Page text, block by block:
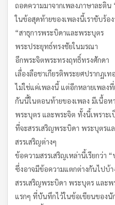
ถอดความมาจากเพลงภาษาละติน
ในข้อสุดท้ายของเพลงนี้เราขับร้อง
“สาธุการพระบิดาและพระบุตร
พระประยุทธ์ทรงชัยในมรณา
อีกพระจิตพระทรงฤทธิ์ทรงศักดา
เลื่องลือชาเกียรติพระยศปรากฏเท
ไม่ใช่แค่เพลงนี้ แต่อีกหลายเพลง
กันนี้ในตอนท้ายของเพลง มีเนื้อห
พระบุตร และพระจิต ทั้งนี้เพราะ
ที่จะสรรเสริญพระบิดา พระบุตรแ
สรรเสริญต่างๆ
ข้อความสรรเสริญเหล่านี้เรียกว่า
ซึ่งอาจมีข้อความแตกต่างกันไปบ้า
สรรเสริญพระบิดา พระบุตร และ
แรกๆ ที่บันทึกไว้ในข้อเขียนของนั